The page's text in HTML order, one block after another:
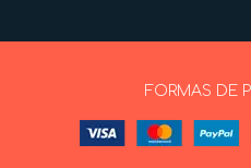
FORMAS DE